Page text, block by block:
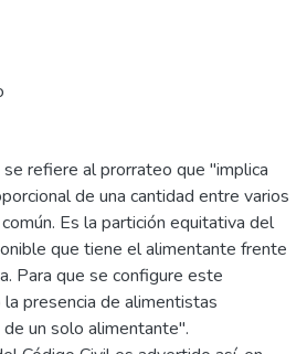
refiere al prorrateo que "implica
de una cantidad entre varios
Es la partición equitativa del
que tiene el alimentante frente
Para que se configure este
presencia de alimentistas
un solo alimentante".